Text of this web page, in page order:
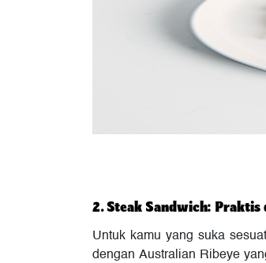
2. Steak Sandwich: Praktis
Untuk kamu yang suka
dengan Australian Ribeye